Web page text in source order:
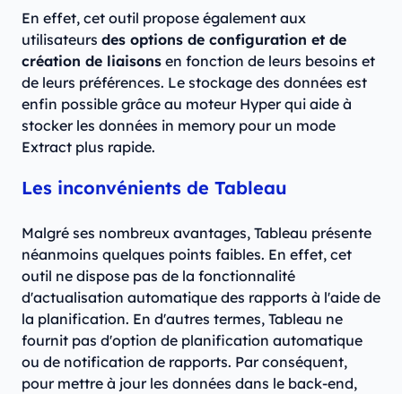
En effet, cet outil propose également aux
utilisateurs des options de configuration et de
création de liaisons en fonction de leurs besoins et
de leurs préférences. Le stockage des données est
enfin possible grâce au moteur Hyper qui aide à
stocker les données in memory pour un mode
Extract plus rapide.
Les inconvénients de Tableau
Malgré ses nombreux avantages, Tableau présente
néanmoins quelques points faibles. En effet, cet
outil ne dispose pas de la fonctionnalité
d'actualisation automatique des rapports à l'aide de
la planification. En d'autres termes, Tableau ne
fournit pas d'option de planification automatique
ou de notification de rapports. Par conséquent,
pour mettre à jour les données dans le back-end,